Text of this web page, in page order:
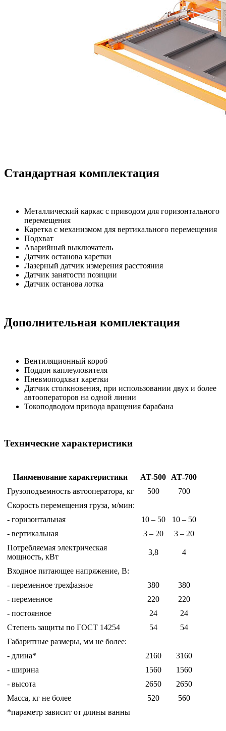
Стандартная комплектация
Металлический каркас с приводом для горизонтального
перемещения
Каретка с механизмом для вертикального перемещения
Подхват
Аварийный выключатель
Датчик останова каретки
Лазерный датчик измерения расстояния
Датчик занятости позиции
Датчик останова лотка
Дополнительная комплектация
Вентиляционный короб
Поддон каплеуловителя
Пневмоподхват каретки
Датчик столкновения, при использовании двух и более
автооператоров на одной линии
Токоподводом привода вращения барабана
Технические характеристики
Наименование характеристики АТ-500
АТ-700
Грузоподъемность автооператора, кг
500
700
Скорость перемещения груза, м/мин:
- горизонтальная
10 – 50
10 – 50
- вертикальная
3 – 20
3 – 20
Потребляемая электрическая
мощность, кВт
3,8 4
Входное питающее напряжение, В:
- переменное трехфазное
380
380
- переменное
220
220
- постоянное
24
24
Степень защиты по ГОСТ 14254
54
54
Габаритные размеры, мм не более:
- длина*
2160
3160
- ширина
1560
1560
- высота
2650
2650
Масса, кг не более
520
560
*параметр зависит от длины ванны